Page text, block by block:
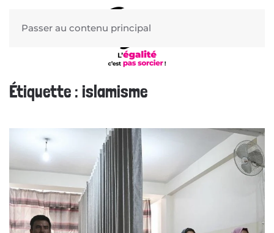
Passer au contenu principal
Étiquette : islamisme